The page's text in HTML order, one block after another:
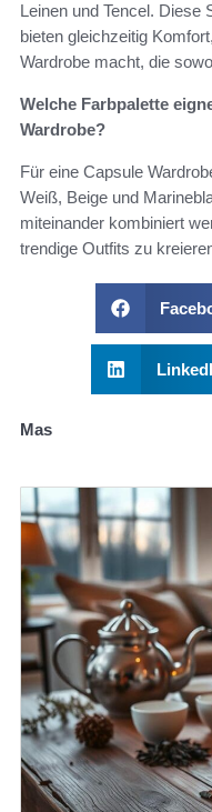
Leinen und Tencel. Diese
bieten gleichzeitig
Wardrobe macht, die
Welche Farbpalette
Wardrobe?
Für eine Capsule
Weiß, Beige und
miteinander kombiniert
trendige Outfits zu
Mas